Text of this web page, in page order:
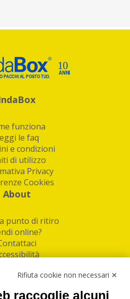
funziona
le faq
e condizioni
di utilizzo
Privacy
Cookies
About
punto di ritiro
online?
Rifiuta cookie non necessari ✕
raccoglie alcuni